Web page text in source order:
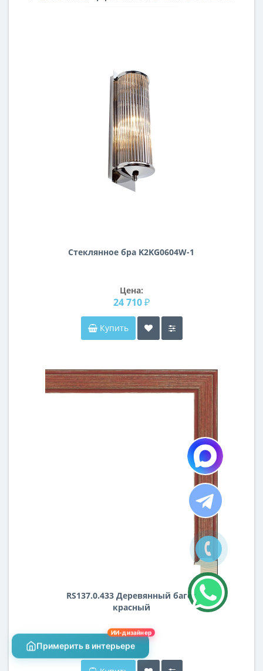
Стеклянное бра K2KG0604W-1
Цена:
24 710 ₽
Купить
RS137.0.433 Деревянный багет
красный
Цена:
2 409 ₽
Примерить в интерьере
ИИ-дизайнер